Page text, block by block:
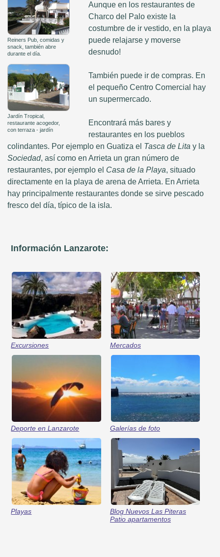
Reiners Pub, comidas y
snack, también abre
durante el día.
Jardín Tropical,
restaurante acogedor,
con terraza - jardín
Aunque en los restaurantes de
Charco del Palo existe la
costumbre de ir vestido, en la playa
puede relajarse y moverse
desnudo!
También puede ir de compras. En
el pequeño Centro Comercial hay
un supermercado.
Encontrará más bares y
restaurantes en los pueblos
colindantes. Por ejemplo en Guatiza el Tasca de Lita y la
Sociedad, así como en Arrieta un gran número de
restaurantes, por ejemplo el Casa de la Playa, situado
directamente en la playa de arena de Arrieta. En Arrieta
hay principalmente restaurantes donde se sirve pescado
fresco del día, típico de la isla.
Información Lanzarote:
Excursiones Mercados
Deporte en Lanzarote Galerías de foto
Playas
Blog Nuevos Las Piteras
Patio apartamentos